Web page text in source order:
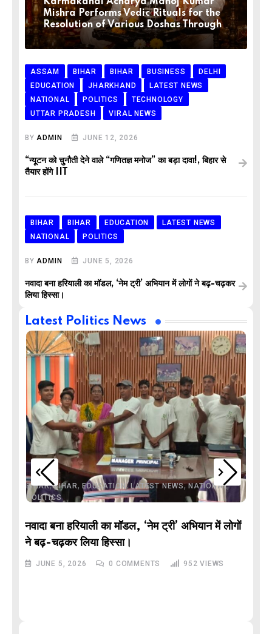
Mishra Performs Vedic Rituals for the
Resolution of Various Doshas Through
ASSAM BIHAR BIHAR BUSINESS
DELHI
EDUCATION
JHARKHAND
LATEST NEWS
NATIONAL
POLITICS
TECHNOLOGY
UTTAR PRADESH
VIRAL NEWS
BYADMIN JUNE 12, 2026
“न्यूटन को चुनौती देने वाले “गणितज्ञ मनोज” का बड़ा दावा!, बिहार से
तैयार होंगे IIT
BIHAR BIHAR EDUCATION
LATEST NEWS
NATIONAL
POLITICS
BYADMIN JUNE 5, 2026
नवादा बना हरियाली का मॉडल, ‘नेम ट्री’ अभियान में लोगों ने बढ़-चढ़कर
लिया हिस्सा।
Latest Politics News
BIHAR,BIHAR, EDUCATION,LATEST NEWS,NATIONAL,
POLITICS
नवादा बना हरियाली का मॉडल, ‘नेम ट्री’ अभियान में लोगों
ने बढ़-चढ़कर लिया हिस्सा।
JUNE 5, 2026 0 COMMENTS 952 VIEWS